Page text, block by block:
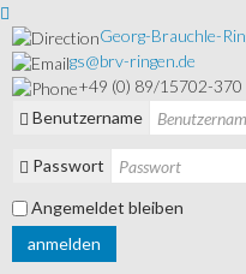
Georg-Brauchle-
gs@brv-ringen.de
+49 (0) 89/15702-370
Benutzername
Passwort
Angemeldet bleiben
anmelden